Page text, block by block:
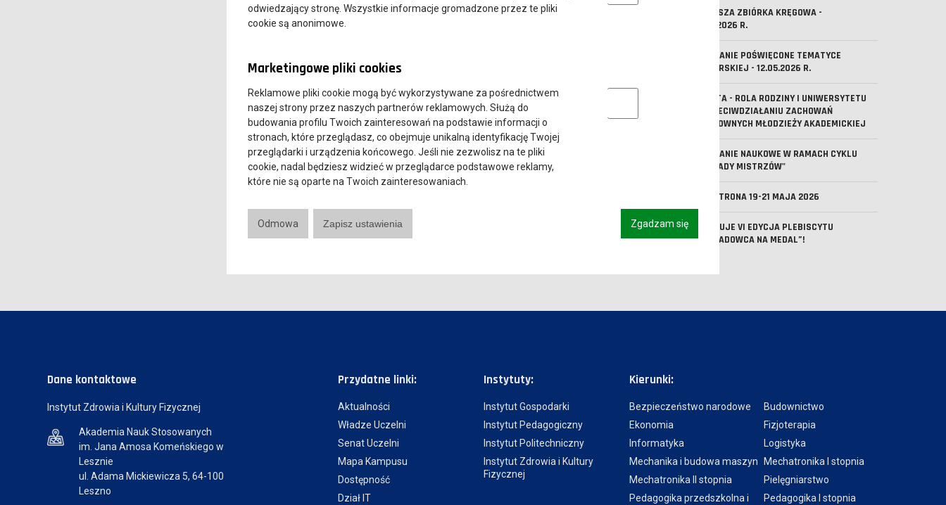
PIERWSZA ZBIÓRKA KRĘGOWA -
29.05.2026 R.
SPOTKANIE POŚWIĘCONE TEMATYCE
HARCERSKIEJ - 12.05.2026 R.
ANKIETA - ROLA RODZINY I UNIWERSYTETU
W PRZECIWDZIAŁANIU ZACHOWAŃ
RYZYKOWNYCH MŁODZIEŻY AKADEMICKIEJ
SPOTKANIE NAUKOWE W RAMACH CYKLU
"WYKŁADY MISTRZÓW"
DNI PATRONA 19-21 MAJA 2026
STARTUJE VI EDYCJA PLEBISCYTU
„WYKŁADOWCA NA MEDAL”!
Dane kontaktowe
Instytut Zdrowia i Kultury Fizycznej
Akademia Nauk Stosowanych
im. Jana Amosa Komeńskiego w
Lesznie
ul. Adama Mickiewicza 5, 64-100
Leszno
Przydatne linki:
Aktualności
Władze Uczelni
Senat Uczelni
Mapa Kampusu
Dostępność
Dział IT
Instytuty:
Instytut Gospodarki
Instytut Pedagogiczny
Instytut Politechniczny
Instytut Zdrowia i Kultury
Fizycznej
Kierunki:
Bezpieczeństwo narodowe
Budownictwo
Ekonomia
Fizjoterapia
Informatyka
Logistyka
Mechanika i budowa maszyn
Mechatronika I stopnia
Mechatronika II stopnia
Pielęgniarstwo
Pedagogika przedszkolna i
Pedagogika I stopnia
odwiedzający stronę. Wszystkie informacje gromadzone przez te pliki
cookie są anonimowe.
Marketingowe pliki cookies
Reklamowe pliki cookie mogą być wykorzystywane za pośrednictwem
naszej strony przez naszych partnerów reklamowych. Służą do
budowania profilu Twoich zainteresowań na podstawie informacji o
stronach, które przeglądasz, co obejmuje unikalną identyfikację Twojej
przeglądarki i urządzenia końcowego. Jeśli nie zezwolisz na te pliki
cookie, nadal będziesz widzieć w przeglądarce podstawowe reklamy,
które nie są oparte na Twoich zainteresowaniach.
Marketingowe pliki cookies
Odmowa Zapisz ustawienia Zgadzam się